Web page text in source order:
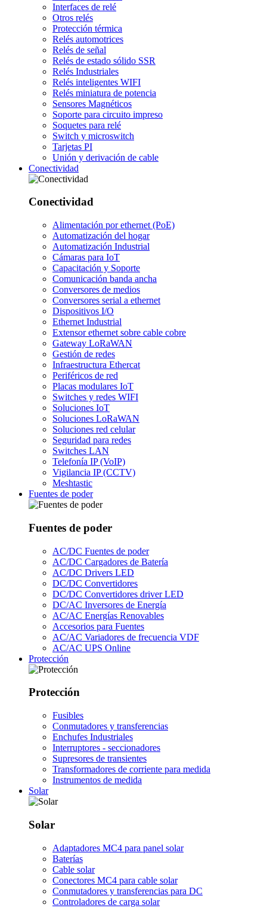
Interfaces de relé
Otros relés
Protección térmica
Relés automotrices
Relés de señal
Relés de estado sólido SSR
Relés Industriales
Relés inteligentes WIFI
Relés miniatura de potencia
Sensores Magnéticos
Soporte para circuito impreso
Soquetes para relé
Switch y microswitch
Tarjetas PI
Unión y derivación de cable
Conectividad
Conectividad
Alimentación por ethernet (PoE)
Automatización del hogar
Automatización Industrial
Cámaras para IoT
Capacitación y Soporte
Comunicación banda ancha
Conversores de medios
Conversores serial a ethernet
Dispositivos I/O
Ethernet Industrial
Extensor ethernet sobre cable cobre
Gateway LoRaWAN
Gestión de redes
Infraestructura Ethercat
Periféricos de red
Placas modulares IoT
Switches y redes WIFI
Soluciones IoT
Soluciones LoRaWAN
Soluciones red celular
Seguridad para redes
Switches LAN
Telefonía IP (VoIP)
Vigilancia IP (CCTV)
Meshtastic
Fuentes de poder
Fuentes de poder
AC/DC Fuentes de poder
AC/DC Cargadores de Batería
AC/DC Drivers LED
DC/DC Convertidores
DC/DC Convertidores driver LED
DC/AC Inversores de Energía
AC/AC Energías Renovables
Accesorios para Fuentes
AC/AC Variadores de frecuencia VDF
AC/AC UPS Online
Protección
Protección
Fusibles
Conmutadores y transferencias
Enchufes Industriales
Interruptores - seccionadores
Supresores de transientes
Transformadores de corriente para medida
Instrumentos de medida
Solar
Solar
Adaptadores MC4 para panel solar
Baterías
Cable solar
Conectores MC4 para cable solar
Conmutadores y transferencias para DC
Controladores de carga solar